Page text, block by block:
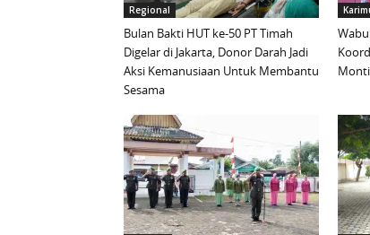
Regional
Bulan Bakti HUT ke-50 PT Timah
Digelar di Jakarta, Donor Darah Jadi
Aksi Kemanusiaan Untuk Membantu
Sesama